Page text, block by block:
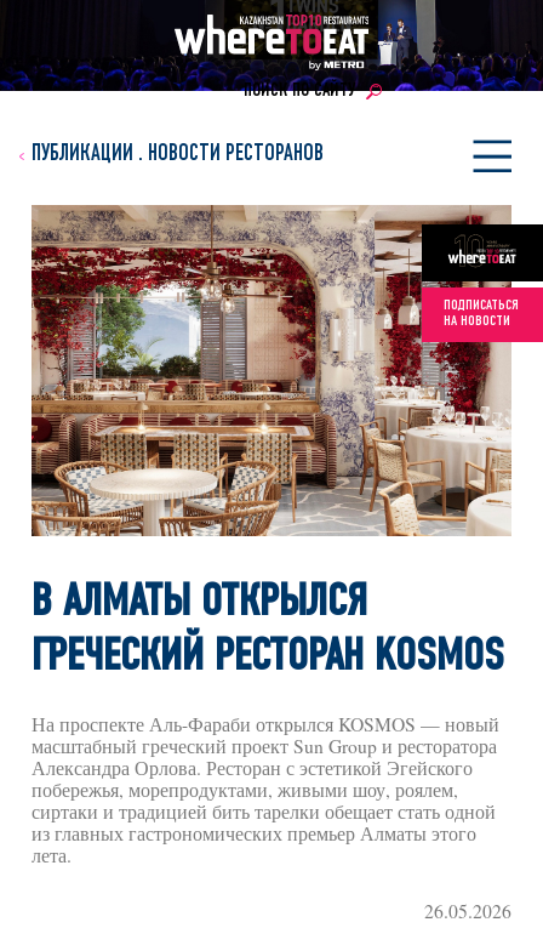
ПОИСК ПО САЙТУ
ПОДПИСАТЬСЯ
НА НОВОСТИ
ПУБЛИКАЦИИ . НОВОСТИ РЕСТОРАНОВ
В АЛМАТЫ ОТКРЫЛСЯ
ГРЕЧЕСКИЙ РЕСТОРАН KOSMOS
На проспекте Аль-Фараби открылся KOSMOS — новый
масштабный греческий проект Sun Group и ресторатора
Александра Орлова. Ресторан с эстетикой Эгейского
побережья, морепродуктами, живыми шоу, роялем,
сиртаки и традицией бить тарелки обещает стать одной
из главных гастрономических премьер Алматы этого
лета.
26.05.2026